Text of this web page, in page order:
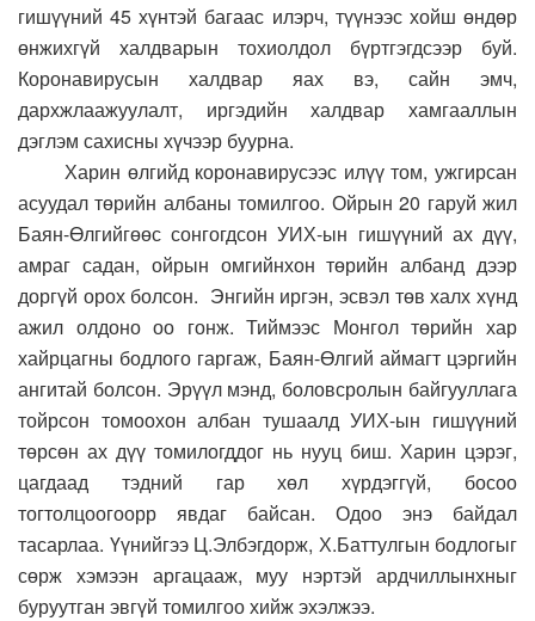
гишүүний 45 хүнтэй багаас илэрч, түүнээс хойш өндөр
өнжихгүй халдварын тохиолдол бүртгэгдсээр буй.
Коронавирусын халдвар яах вэ, сайн эмч,
дархжлаажуулалт, иргэдийн халдвар хамгааллын
дэглэм сахисны хүчээр буурна.
Харин өлгийд коронавирусээс илүү том, ужгирсан
асуудал төрийн албаны томилгоо. Ойрын 20 гаруй жил
Баян-Өлгийгөөс сонгогдсон УИХ-ын гишүүний ах дүү,
амраг садан, ойрын омгийнхон төрийн албанд дээр
доргүй орох болсон. Энгийн иргэн, эсвэл төв халх хүнд
ажил олдоно оо гонж. Тиймээс Монгол төрийн хар
хайрцагны бодлого гаргаж, Баян-Өлгий аймагт цэргийн
ангитай болсон. Эрүүл мэнд, боловсролын байгууллага
тойрсон томоохон албан тушаалд УИХ-ын гишүүний
төрсөн ах дүү томилогддог нь нууц биш. Харин цэрэг,
цагдаад тэдний гар хөл хүрдэггүй, босоо
тогтолцоогоорр явдаг байсан. Одоо энэ байдал
тасарлаа. Үүнийгээ Ц.Элбэгдорж, Х.Баттулгын бодлогыг
сөрж хэмээн аргацааж, муу нэртэй ардчиллынхныг
буруутган эвгүй томилгоо хийж эхэлжээ.